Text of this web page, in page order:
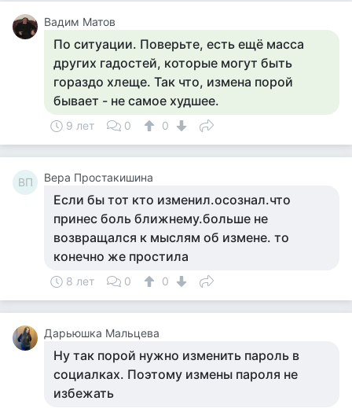
Вадим Матов
По ситуации. Поверьте, есть ещё масса
других гадостей, которые могут быть
гораздо хлеще. Так что, измена порой
бывает - не самое худшее.
9 лет 0 0
ВП Вера Простакишина
Если бы тот кто изменил.осознал.что
принес боль ближнему.больше не
возвращался к мыслям об измене. то
конечно же простила
8 лет 0 0
Дарьюшка Мальцева
Ну так порой нужно изменить пароль в
социалках. Поэтому измены пароля не
избежать